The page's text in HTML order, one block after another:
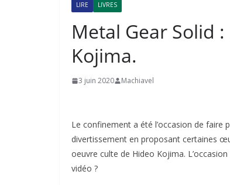
LIRE LIVRES
Metal Gear Solid
Kojima.
3 juin 2020 Machiavel
Le confinement a été l’occasion de faire
divertissement en proposant certaines
oeuvre culte de Hideo Kojima.
vidéo ?